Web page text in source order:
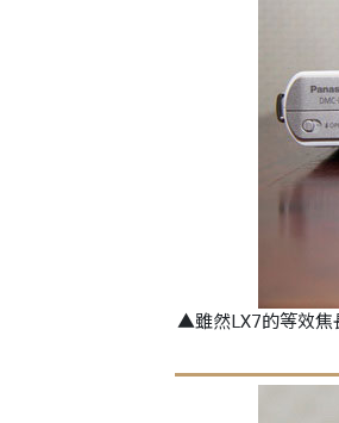
▲雖然LX7的等效焦